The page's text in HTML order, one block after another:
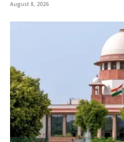
August 8, 2026